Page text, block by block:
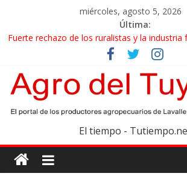
miércoles, agosto 5, 2026
Última:
Fuerte rechazo de los ruralistas y la industria
cambios que impulsa el Gobierno en el IPCVA
El gobierno bonaerense realizará un censo
mapa de la producción hortiflorícola
Las exportaciones agroindustriales anotaron
en el primer semestre
Maíz: estiman una cosecha récord de 71,5
Las exportaciones de carne vacuna crecieron
primer semestre
El tiempo -